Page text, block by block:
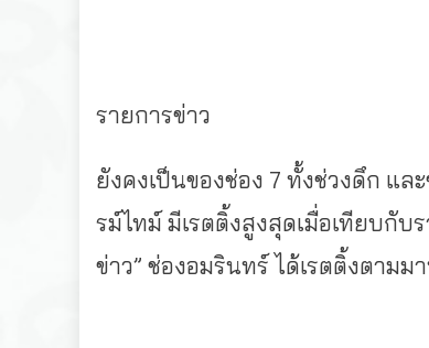
รายการข่าว
ยังคงเป็นของช่อง 7 ทั้งช่วงดึก แล
รม์ไทม์ มีเรตติ้งสูงสุดเมื่อเทียบกับ
ข่าว” ช่องอมรินทร์ ได้เรตติ้งตามม